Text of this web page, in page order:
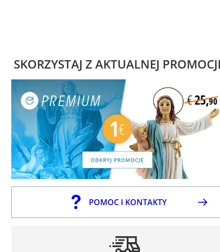
SKORZYSTAJ Z AKTUALNEJ
POMOC I KONTAKTY